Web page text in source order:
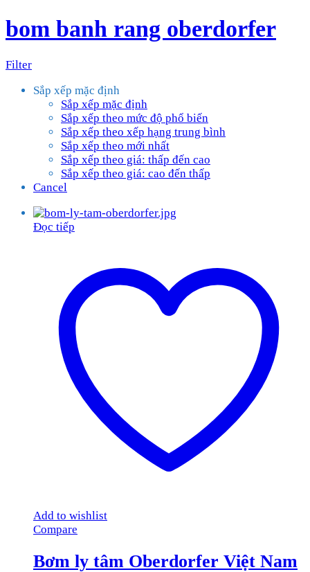
bom banh rang oberdorfer
Filter
Sắp xếp mặc định
Sắp xếp mặc định
Sắp xếp theo mức độ phổ biến
Sắp xếp theo xếp hạng trung bình
Sắp xếp theo mới nhất
Sắp xếp theo giá: thấp đến cao
Sắp xếp theo giá: cao đến thấp
Cancel
Đọc tiếp
Add to wishlist
Compare
Bơm ly tâm Oberdorfer Việt Nam